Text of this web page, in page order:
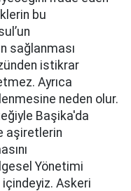
bu
sağlanması
istikrar
Ayrıca
neden olur.
Başika'da
aşiretlerin
Yönetimi
içindeyiz. Askeri